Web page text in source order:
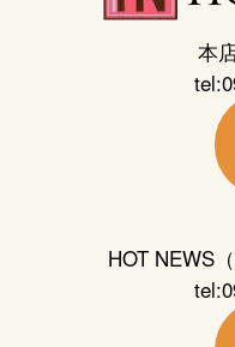
本
HOT NEWS